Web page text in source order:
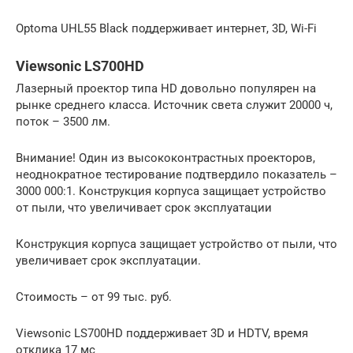
Optoma UHL55 Black поддерживает интернет, 3D, Wi-Fi
Viewsonic LS700HD
Лазерный проектор типа HD довольно популярен на
рынке среднего класса. Источник света служит 20000 ч,
поток – 3500 лм.
Внимание! Один из высококонтрастных проекторов,
неоднократное тестирование подтвердило показатель –
3000 000:1. Конструкция корпуса защищает устройство
от пыли, что увеличивает срок эксплуатации
Конструкция корпуса защищает устройство от пыли, что
увеличивает срок эксплуатации.
Стоимость – от 99 тыс. руб.
Viewsonic LS700HD поддерживает 3D и HDTV, время
отклика 17 мс